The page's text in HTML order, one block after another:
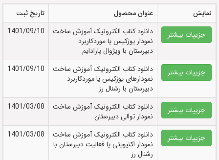
نمایش
عنوان محصول
تاریخ ثبت
جزییات بیشتر
دانلود کتاب الکترونيک آموزش ساخت
نمودار یوزکیس یا موردکاربرد
دبیرستان با ویژوال پارادایم
1401/09/10
جزییات بیشتر
دانلود کتاب الکترونيک آموزش ساخت
نمودارهای یوزکیس یا موردکاربرد
دبیرستان با رشنال رز
1401/09/10
جزییات بیشتر
دانلود کتاب الکترونيک آموزش ساخت
نمودار توالی دبیرستان
1401/03/08
جزییات بیشتر
دانلود کتاب الکترونيک آموزش ساخت
نمودار اکتیویتی یا فعالیت دبیرستان با
رشنال رز
1401/03/08